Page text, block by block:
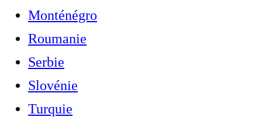
Monténégro
Roumanie
Serbie
Slovénie
Turquie